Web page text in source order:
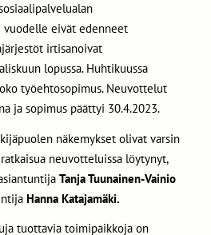
vuodelle eivät edenneet
irtisanoivat
lopussa. Huhtikuussa
työehtosopimus. Neuvottelut
ja sopimus päättyi 30.4.2023.
näkemykset olivat varsin
neuvotteluissa löytynyt,
Tanja Tuunainen-Vainio
Hanna Katajamäki.
tuottavia toimipaikkoja on